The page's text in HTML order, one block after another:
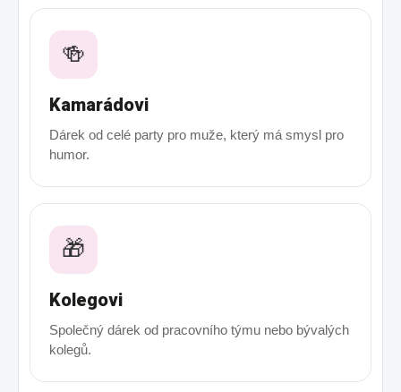
🍻
Kamarádovi
Dárek od celé party pro muže, který má smysl pro
humor.
🎁
Kolegovi
Společný dárek od pracovního týmu nebo bývalých
kolegů.